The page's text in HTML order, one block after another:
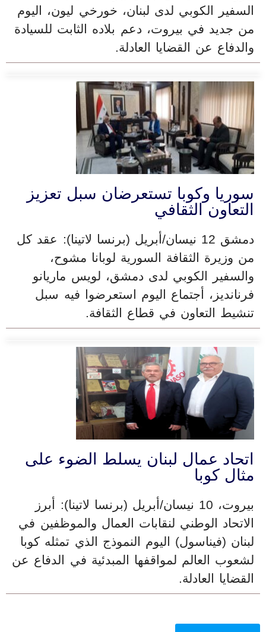
السفير الكوبي لدى لبنان، خورخي ليون، اليوم
من جديد في بيروت، دعم بلاده الثابت للسيادة
والدفاع عن القضايا العادلة.
سوريا وكوبا تستعرضان سبل تعزيز
التعاون الثقافي
دمشق 12 نيسان/أبريل (برنسا لاتينا): عقد كل
من وزيرة الثقافة السورية لوبانا مشوح،
والسفير الكوبي لدى دمشق، لويس ماريانو
فرنانديز، أجتماع اليوم استعرضوا فيه سبل
تنشيط التعاون في قطاع الثقافة.
اتحاد عمال لبنان يسلط الضوء على
مثال كوبا
بيروت، 10 نيسان/أبريل (برنسا لاتينا): أبرز
الاتحاد الوطني لنقابات العمال والموظفين في
لبنان (فيناسول) اليوم النموذج الذي تمثله كوبا
لشعوب العالم لمواقفها المبدئية في الدفاع عن
القضايا العادلة.